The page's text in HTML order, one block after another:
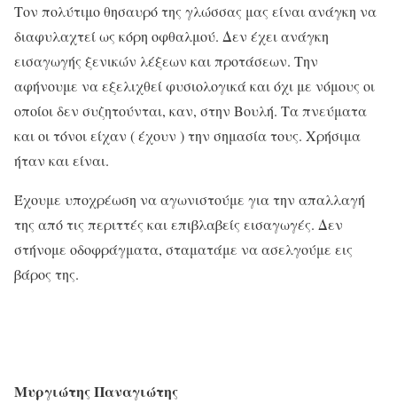
Τον πολύτιμο θησαυρό της γλώσσας μας είναι ανάγκη να
διαφυλαχτεί ως κόρη οφθαλμού. Δεν έχει ανάγκη
εισαγωγής ξενικών λέξεων και προτάσεων. Την
αφήνουμε να εξελιχθεί φυσιολογικά και όχι με νόμους οι
οποίοι δεν συζητούνται, καν, στην Βουλή. Τα πνεύματα
και οι τόνοι είχαν ( έχουν ) την σημασία τους. Χρήσιμα
ήταν και είναι.
Έχουμε υποχρέωση να αγωνιστούμε για την απαλλαγή
της από τις περιττές και επιβλαβείς εισαγωγές. Δεν
στήνομε οδοφράγματα, σταματάμε να ασελγούμε εις
βάρος της.
Μυργιώτης Παναγιώτης